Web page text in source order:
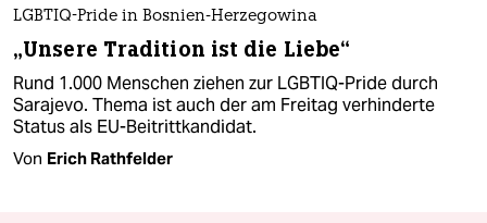
LGBTIQ-Pride in Bosnien-Herzegowina
„Unsere Tradition ist die Liebe“
Rund 1.000 Menschen ziehen zur LGBTIQ-Pride durch
Sarajevo. Thema ist auch der am Freitag verhinderte
Status als EU-Beitrittkandidat.
Von Erich Rathfelder